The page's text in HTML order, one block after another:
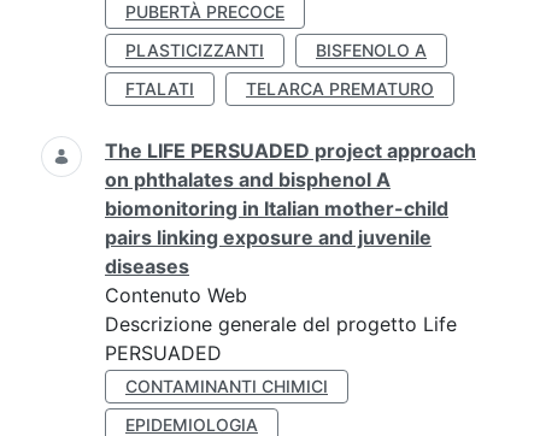
PUBERTÀ PRECOCE
PLASTICIZZANTI
BISFENOLO A
FTALATI
TELARCA PREMATURO
The LIFE PERSUADED project approach
on phthalates and bisphenol A
biomonitoring in Italian mother-child
pairs linking exposure and juvenile
diseases
Contenuto Web
Descrizione generale del progetto Life
PERSUADED
CONTAMINANTI CHIMICI
EPIDEMIOLOGIA